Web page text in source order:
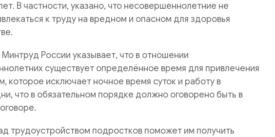
В частности, указано, что несовершеннолетние не
к труду на вредном и опасном для здоровья
Минтруд России указывает, что в отношении
существует определённое время для привлечения
которое исключает ночное время суток и работу в
что в обязательном порядке должно оговорено быть в
трудоустройством подростков поможет им получить